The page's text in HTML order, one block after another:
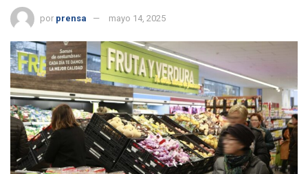
por prensa mayo 14, 2025